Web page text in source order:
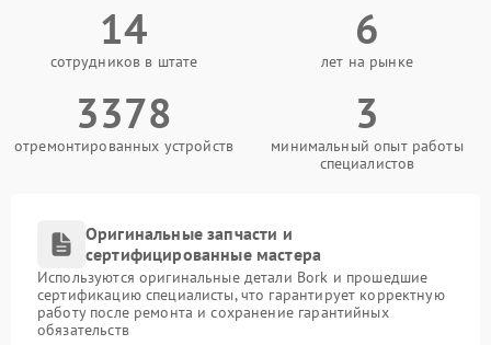
14
сотрудников в штате
6
лет на рынке
3378
отремонтированных устройств
3
минимальный опыт работы
специалистов
Оригинальные запчасти и
сертифицированные мастера
Используются оригинальные детали Bork и прошедшие
сертификацию специалисты, что гарантирует корректную
работу после ремонта и сохранение гарантийных
обязательств